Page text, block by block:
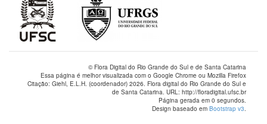
© Flora Digital do Rio Grande do Sul e de Santa Catarina
Essa página é melhor visualizada com o Google Chrome ou Mozilla Firefox
Citação: Giehl, E.L.H. (coordenador) 2026. Flora digital do Rio Grande do Sul e
de Santa Catarina. URL: http://floradigital.ufsc.br
Página gerada em 0 segundos.
Design baseado em Bootstrap v3.